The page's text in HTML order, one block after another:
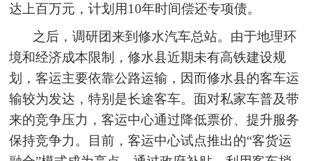
达上百万元，计划用10年时间偿还专项债。
之后，调研团来到修水汽车总站。由于地理环
境和经济成本限制，修水县近期未有高铁建设规
划，客运主要依靠公路运输，因而修水县的客车运
输较为发达，特别是长途客车。面对私家车普及带
来的竞争压力，客运中心通过降低票价、提升服务
保持竞争力。目前，客运中心试点推出的“客货运